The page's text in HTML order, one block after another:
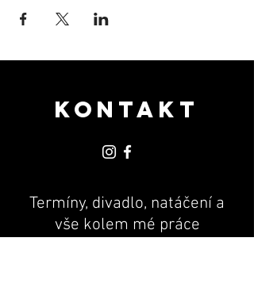
KONTAKT
Termíny, divadlo, natáčení a
vše kolem mé práce